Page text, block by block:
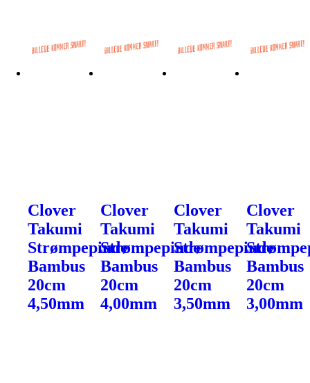
Clover
Takumi
Strømpepinde
Bambus
20cm
4,50mm
Clover
Takumi
Strømpepinde
Bambus
20cm
4,00mm
Clover
Takumi
Strømpepinde
Bambus
20cm
3,50mm
Clover
Takumi
Bambus
20cm
3,00mm